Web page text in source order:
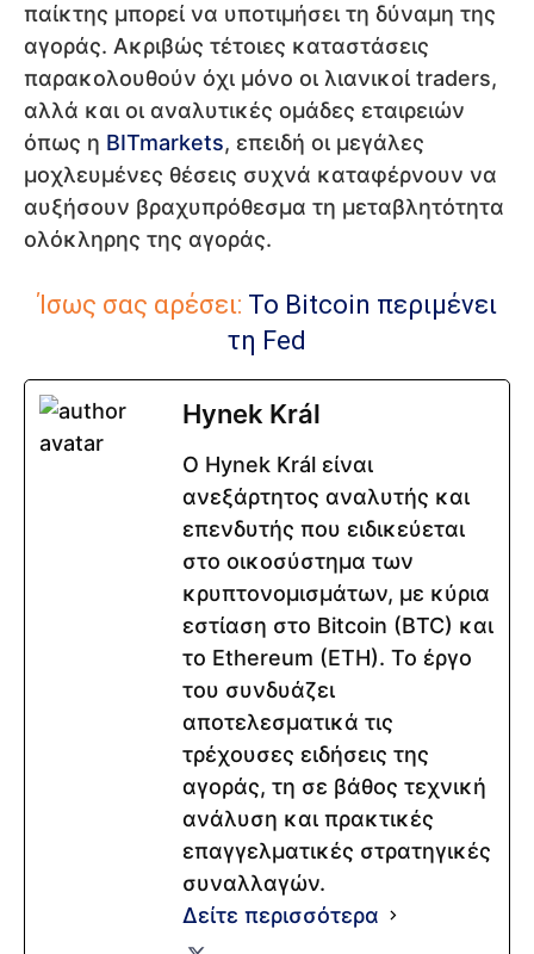
παίκτης μπορεί να υποτιμήσει τη δύναμη της
αγοράς. Ακριβώς τέτοιες καταστάσεις
παρακολουθούν όχι μόνο οι λιανικοί traders,
αλλά και οι αναλυτικές ομάδες εταιρειών
όπως η BITmarkets, επειδή οι μεγάλες
μοχλευμένες θέσεις συχνά καταφέρνουν να
αυξήσουν βραχυπρόθεσμα τη μεταβλητότητα
ολόκληρης της αγοράς.
Ίσως σας αρέσει: Το Bitcoin περιμένει
τη Fed
Hynek Král
Ο Hynek Král είναι
ανεξάρτητος αναλυτής και
επενδυτής που ειδικεύεται
στο οικοσύστημα των
κρυπτονομισμάτων, με κύρια
εστίαση στο Bitcoin (BTC) και
το Ethereum (ETH). Το έργο
του συνδυάζει
αποτελεσματικά τις
τρέχουσες ειδήσεις της
αγοράς, τη σε βάθος τεχνική
ανάλυση και πρακτικές
επαγγελματικές στρατηγικές
συναλλαγών.
Δείτε περισσότερα